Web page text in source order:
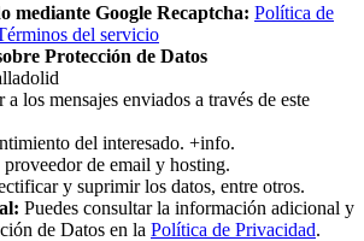
mediante Google Recaptcha: Política de
del servicio
Protección de Datos
a los mensajes enviados a través de este
del interesado. +info.
proveedor de email y hosting.
y suprimir los datos, entre otros.
Puedes consultar la información adicional y
de Datos en la Política de Privacidad.